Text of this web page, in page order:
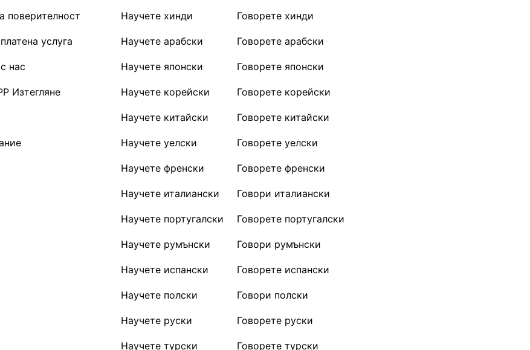
поверителност
услуга
нас
Изтегляне
Научете хинди
Научете арабски
Научете японски
Научете корейски
Научете китайски
Научете уелски
Научете френски
Научете италиански
Научете португалски
Научете румънски
Научете испански
Научете полски
Научете руски
Научете турски
Говорете хинди
Говорете арабски
Говорете японски
Говорете корейски
Говорете китайски
Говорете уелски
Говорете френски
Говори италиански
Говорете португалски
Говори румънски
Говорете испански
Говори полски
Говорете руски
Говорете турски